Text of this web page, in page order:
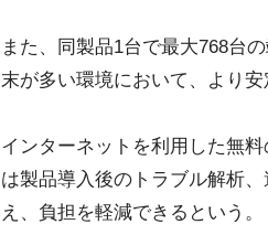
また、同製品1台で最大768台
末が多い環境において、より安
インターネットを利用した無
は製品導入後のトラブル解析
え、負担を軽減できるという。